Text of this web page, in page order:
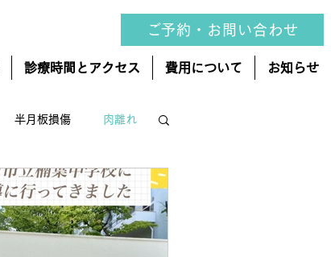
ご予約・お問い合わせ
診療時間とアクセス 費用について お知らせ
半月板損傷 肉離れ
スポーツ栄養学